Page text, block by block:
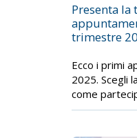
Presenta la
trimestre
Ecco i primi
2025. Scegli
come